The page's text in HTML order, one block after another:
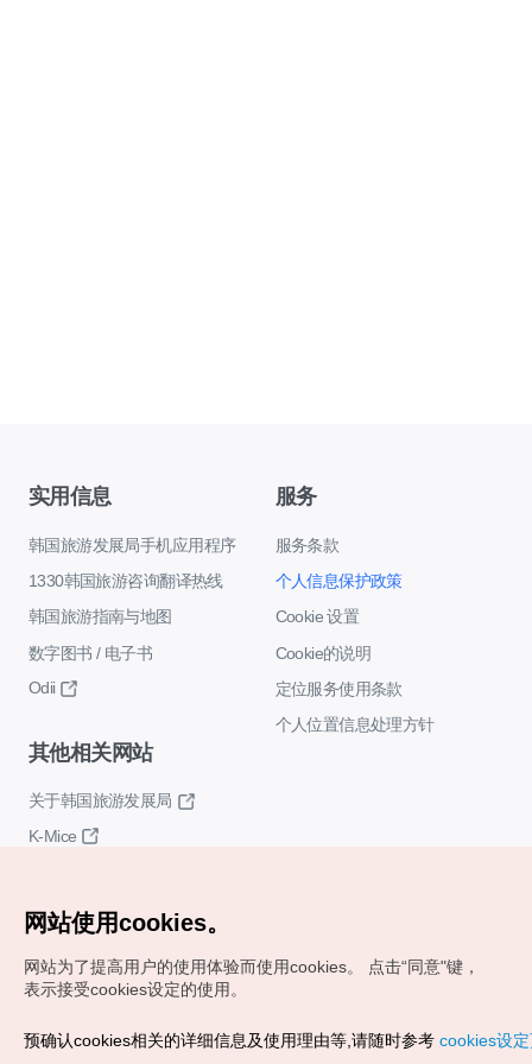
实用信息
韩国旅游发展局手机应用程序
1330韩国旅游咨询翻译热线
韩国旅游指南与地图
数字图书 / 电子书
Odii
服务
服务条款
个人信息保护政策
Cookie 设置
Cookie的说明
定位服务使用条款
个人位置信息处理方针
其他相关网站
关于韩国旅游发展局
K-Mice
Copyrights (c) 韩国旅游发展局版权所有
网站使用cookies。
网站为了提高用户的使用体验而使用cookies。
点击“同意"键，
表示接受cookies设定的使用。
预确认cookies相关的详细信息及使用理由等,请随时参考 cookies设